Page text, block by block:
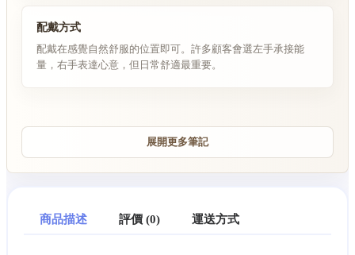
配戴方式
配戴在感覺自然舒服的位置即可。許多顧客會選左手承接能
量，右手表達心意，但日常舒適最重要。
展開更多筆記
商品描述 評價 (0) 運送方式